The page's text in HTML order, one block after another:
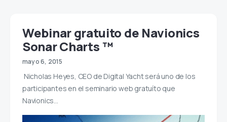
Webinar gratuito de Navionics
Sonar Charts ™
mayo 6, 2015
Nicholas Heyes, CEO de Digital Yacht será uno de los
participantes en el seminario web gratuíto que
Navionics…